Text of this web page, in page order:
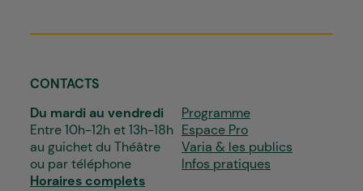
CONTACTS
Du mardi au vendredi
Entre 10h-12h et 13h-18h
au guichet du Théâtre
ou par téléphone
Horaires complets
Programme
Espace Pro
Varia & les publics
Infos pratiques